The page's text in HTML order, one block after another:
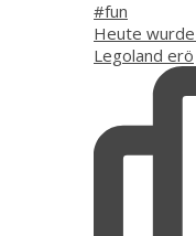
Heute
Legoland erö